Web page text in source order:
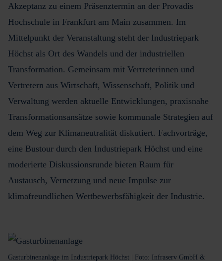
Akzeptanz zu einem Präsenztermin an der Provadis
Hochschule in Frankfurt am Main zusammen. Im
Mittelpunkt der Veranstaltung steht der Industriepark
Höchst als Ort des Wandels und der industriellen
Transformation. Gemeinsam mit Vertreterinnen und
Vertretern aus Wirtschaft, Wissenschaft, Politik und
Verwaltung werden aktuelle Entwicklungen, praxisnahe
Transformationsansätze sowie kommunale Strategien auf
dem Weg zur Klimaneutralität diskutiert. Fachvorträge,
eine Bustour durch den Industriepark Höchst und eine
moderierte Diskussionsrunde bieten Raum für
Austausch, Vernetzung und neue Impulse zur
klimafreundlichen Wettbewerbsfähigkeit der Industrie.
Gasturbinenanlage im Industriepark Höchst | Foto: Infraserv GmbH &